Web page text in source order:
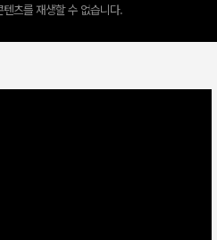
츠를 재생할 수 없습니다.